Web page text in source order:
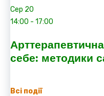
Сер 20
14:00 - 17:00
себе: методики
Всі події